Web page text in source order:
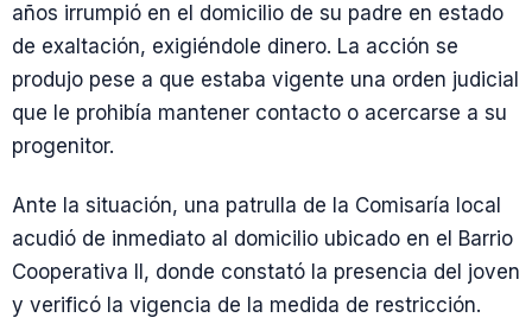
años irrumpió en el domicilio de su padre en estado
de exaltación, exigiéndole dinero. La acción se
produjo pese a que estaba vigente una orden judicial
que le prohibía mantener contacto o acercarse a su
progenitor.
Ante la situación, una patrulla de la Comisaría local
acudió de inmediato al domicilio ubicado en el Barrio
Cooperativa II, donde constató la presencia del joven
y verificó la vigencia de la medida de restricción.